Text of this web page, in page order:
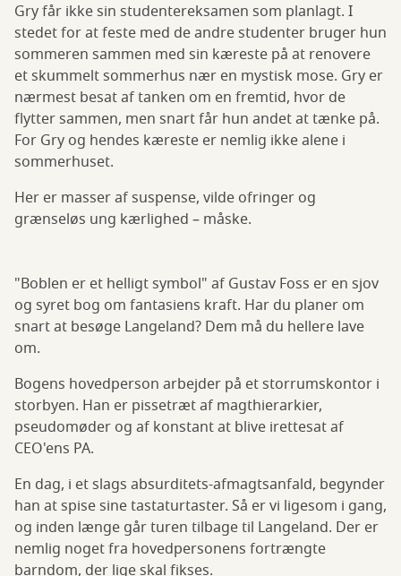
Gry får ikke sin studentereksamen som planlagt. I
stedet for at feste med de andre studenter bruger hun
sommeren sammen med sin kæreste på at renovere
et skummelt sommerhus nær en mystisk mose. Gry er
nærmest besat af tanken om en fremtid, hvor de
flytter sammen, men snart får hun andet at tænke på.
For Gry og hendes kæreste er nemlig ikke alene i
sommerhuset.
Her er masser af suspense, vilde ofringer og
grænseløs ung kærlighed – måske.
"Boblen er et helligt symbol" af Gustav Foss er en sjov
og syret bog om fantasiens kraft. Har du planer om
snart at besøge Langeland? Dem må du hellere lave
om.
Bogens hovedperson arbejder på et storrumskontor i
storbyen. Han er pissetræt af magthierarkier,
pseudomøder og af konstant at blive irettesat af
CEO'ens PA.
En dag, i et slags absurditets-afmagtsanfald, begynder
han at spise sine tastaturtaster. Så er vi ligesom i gang,
og inden længe går turen tilbage til Langeland. Der er
nemlig noget fra hovedpersonens fortrængte
barndom, der lige skal fikses.